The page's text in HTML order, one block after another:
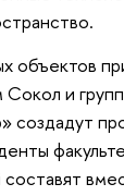
объектов
и
создадут